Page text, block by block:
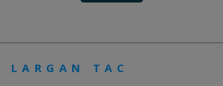
LARGAN TAC